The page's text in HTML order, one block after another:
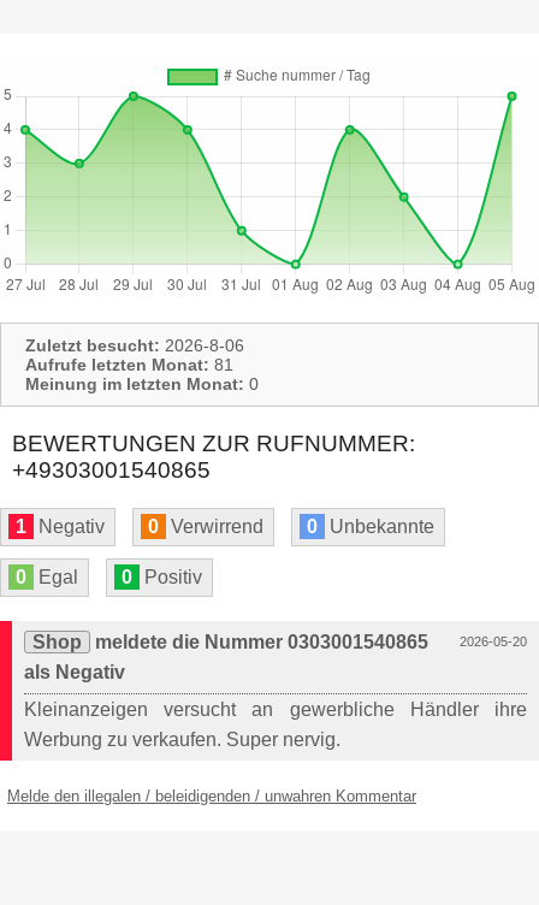
Zuletzt besucht: 2026-8-06
Aufrufe letzten Monat: 81
Meinung im letzten Monat: 0
BEWERTUNGEN ZUR RUFNUMMER:
+49303001540865
1 Negativ 0 Verwirrend 0 Unbekannte
0 Egal 0 Positiv
2026-05-20
Shop
meldete die Nummer 0303001540865
als Negativ
Kleinanzeigen versucht an gewerbliche Händler ihre
Werbung zu verkaufen. Super nervig.
Melde den illegalen / beleidigenden / unwahren Kommentar